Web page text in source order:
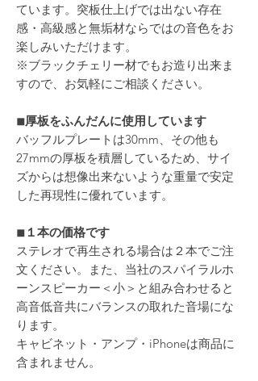
ています。突板仕上げでは出ない存在
感・高級感と無垢材ならではの音色をお
楽しみいただけます。
※ブラックチェリー材でもお造り出来ま
すので、お気軽にご相談ください。
◾︎厚板をふんだんに使用しています
バッフルプレートは30mm、その他も
27mmの厚板を積層しているため、サイ
ズからは想像出来ないような重量で安定
した再現性に優れています。
◾︎１本の価格です
ステレオで再生される場合は２本でご注
文ください。また、当社のスパイラルホ
ーンスピーカー＜小＞と組み合わせると
高音低音共にバランスの取れた音場にな
ります。
キャビネット・アンプ・iPhoneは商品に
含まれません。